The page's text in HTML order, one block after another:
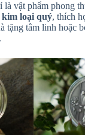
là vật phẩm phong
kim loại quý, thích
tặng tâm linh hoặc